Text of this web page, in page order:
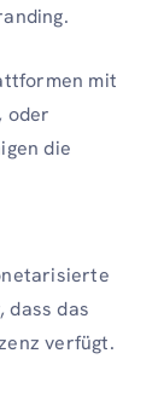
mit
, oder
die
dass das
verfügt.